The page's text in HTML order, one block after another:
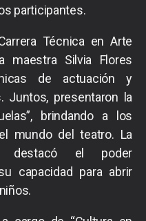
participantes.
Técnica en Arte
maestra Silvia Flores
de actuación y
Juntos, presentaron la
brindando a los
mundo del teatro. La
destacó el poder
capacidad para abrir